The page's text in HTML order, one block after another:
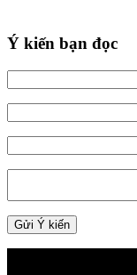
Ý kiến bạn đọc